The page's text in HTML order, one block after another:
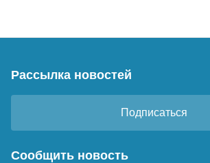
Рассылка новостей
Подписаться
Сообщить новость